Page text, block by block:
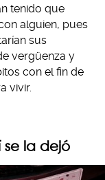
tenido que
alguien, pues
sus
vergüenza y
con el fin de
vivir.
se la dejó